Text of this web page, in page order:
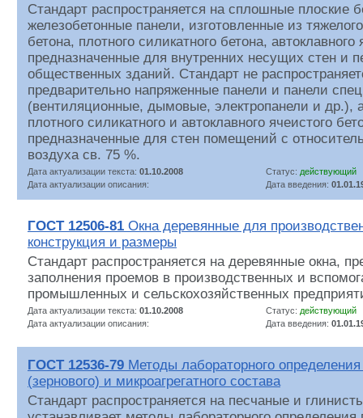
Стандарт распространяется на сплошные плоские
железобетонные панели, изготовленные из
бетона, плотного силикатного бетона, автоклавного
предназначенные для внутренних несущих стен и
общественных зданий. Стандарт не
предварительно напряженные панели и панели
(вентиляционные, дымовые, электропанели и др.),
плотного силикатного и автоклавного ячеистого
предназначенные для стен помещений с
воздуха св. 75 %.
Дата актуализации текста: 01.10.2008 Статус: действующий
Дата актуализации описания:
Дата введения:
ГОСТ 12506-81 Окна деревянные для
конструкция и размеры
Стандарт распространяется на деревянные окна,
заполнения проемов в производственных и
промышленных и сельскохозяйственных
Дата актуализации текста: 01.10.2008 Статус: действующий
Дата актуализации описания:
Дата введения:
ГОСТ 12536-79 Методы лабораторного определения
(зернового) и микроагрегатного состава
Стандарт распространяется на песчаные и